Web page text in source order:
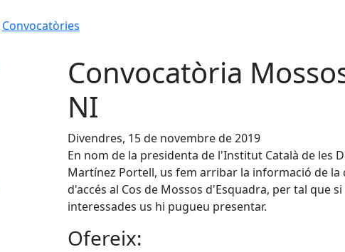
Convocatòries
Convocatòria
NI
Divendres, 15 de novembre de 2019
En nom de la presidenta de l'Institut Català de les
Martínez Portell, us fem arribar la informació de
d'accés al Cos de Mossos d'Esquadra, per tal que
interessades us hi pugueu presentar.
Ofereix: